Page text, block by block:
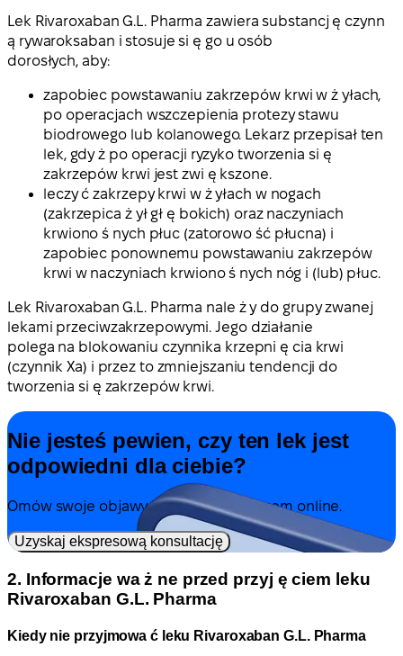
Lek Rivaroxaban G.L. Pharma zawiera substancj ę czynn
ą rywaroksaban i stosuje si ę go u osób
dorosłych, aby:
zapobiec powstawaniu zakrzepów krwi w ż yłach,
po operacjach wszczepienia protezy stawu
biodrowego lub kolanowego. Lekarz przepisał ten
lek, gdy ż po operacji ryzyko tworzenia si ę
zakrzepów krwi jest zwi ę kszone.
leczy ć zakrzepy krwi w ż yłach w nogach
(zakrzepica ż ył gł ę bokich) oraz naczyniach
krwiono ś nych płuc (zatorowo ść płucna) i
zapobiec ponownemu powstawaniu zakrzepów
krwi w naczyniach krwiono ś nych nóg i (lub) płuc.
Lek Rivaroxaban G.L. Pharma nale ż y do grupy zwanej
lekami przeciwzakrzepowymi. Jego działanie
polega na blokowaniu czynnika krzepni ę cia krwi
(czynnik Xa) i przez to zmniejszaniu tendencji do
tworzenia si ę zakrzepów krwi.
Nie jesteś pewien, czy ten lek jest
odpowiedni dla ciebie?
Omów swoje objawy i leczenie z lekarzem online.
Uzyskaj ekspresową konsultację
2. Informacje wa ż ne przed przyj ę ciem leku
Rivaroxaban G.L. Pharma
Kiedy nie przyjmowa ć leku Rivaroxaban G.L. Pharma